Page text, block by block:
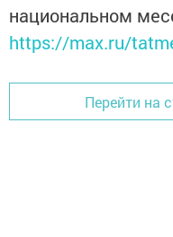
национальном
https://max.ru/
Перейти на